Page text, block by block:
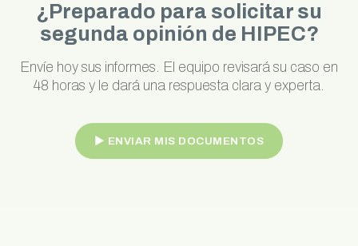
¿Preparado para solicitar su
segunda opinión de HIPEC?
Envíe hoy sus informes. El equipo revisará su caso en
48 horas y le dará una respuesta clara y experta.
► ENVIAR MIS DOCUMENTOS